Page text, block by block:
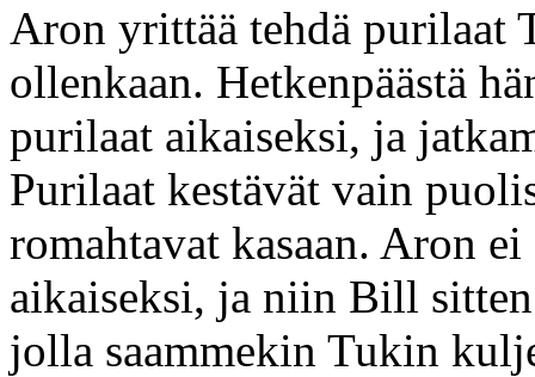
Aron yrittää tehdä purilaat
ollenkaan. Hetkenpäästä
purilaat aikaiseksi, ja
Purilaat kestävät vain
romahtavat kasaan. Aron
aikaiseksi, ja niin Bill
jolla saammekin Tukin